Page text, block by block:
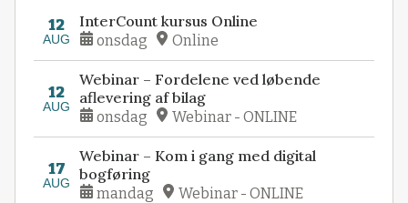
12
AUG
InterCount kursus Online
onsdag Online
12
AUG
Webinar – Fordelene ved løbende
aflevering af bilag
onsdag Webinar - ONLINE
17
AUG
Webinar – Kom i gang med digital
bogføring
mandag Webinar - ONLINE